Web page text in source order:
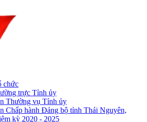
chức
trực Tỉnh ủy
Thường vụ Tỉnh ủy
Chấp hành Đảng bộ tỉnh Thái Nguyên,
kỳ 2020 - 2025